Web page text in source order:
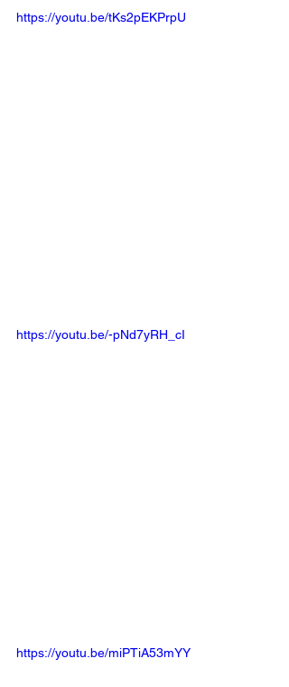
https://youtu.be/tKs2pEKPrpU
https://youtu.be/-pNd7yRH_cI
https://youtu.be/miPTiA53mYY